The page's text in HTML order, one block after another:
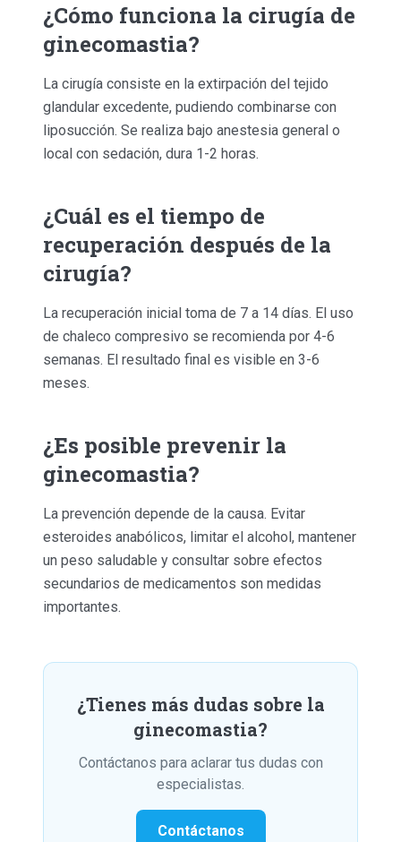
¿Cómo funciona la cirugía de
ginecomastia?
La cirugía consiste en la extirpación del tejido
glandular excedente, pudiendo combinarse con
liposucción. Se realiza bajo anestesia general o
local con sedación, dura 1-2 horas.
¿Cuál es el tiempo de
recuperación después de la
cirugía?
La recuperación inicial toma de 7 a 14 días. El uso
de chaleco compresivo se recomienda por 4-6
semanas. El resultado final es visible en 3-6
meses.
¿Es posible prevenir la
ginecomastia?
La prevención depende de la causa. Evitar
esteroides anabólicos, limitar el alcohol, mantener
un peso saludable y consultar sobre efectos
secundarios de medicamentos son medidas
importantes.
¿Tienes más dudas sobre la
ginecomastia?
Contáctanos para aclarar tus dudas con
especialistas.
Contáctanos